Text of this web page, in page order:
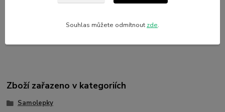
Vinylová samolepka
Zboží zařazeno v kategoriích
Samolepky
Souhlas můžete odmítnout zde.